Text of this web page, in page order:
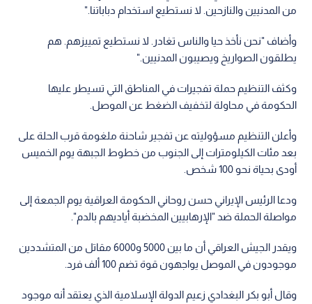
من المدنيين والنازحين. لا نستطيع استخدام دباباتنا."
وأضاف "نحن نأخذ حيا والناس تغادر. لا نستطيع تمييزهم. هم
يطلقون الصواريخ ويصيبون المدنيين."
وكثف التنظيم حملة تفجيرات في المناطق التي تسيطر عليها
الحكومة في محاولة لتخفيف الضغط عن الموصل.
وأعلن التنظيم مسؤوليته عن تفجير شاحنة ملغومة قرب الحلة على
بعد مئات الكيلومترات إلى الجنوب من خطوط الجبهة يوم الخميس
أودى بحياة نحو 100 شخص.
ودعا الرئيس الإيراني حسن روحاني الحكومة العراقية يوم الجمعة إلى
مواصلة الحملة ضد "الإرهابيين المخضبة أياديهم بالدم".
ويقدر الجيش العراقي أن ما بين 5000 و6000 مقاتل من المتشددين
موجودون في الموصل يواجهون قوة تضم 100 ألف فرد.
وقال أبو بكر البغدادي زعيم الدولة الإسلامية الذي يعتقد أنه موجود